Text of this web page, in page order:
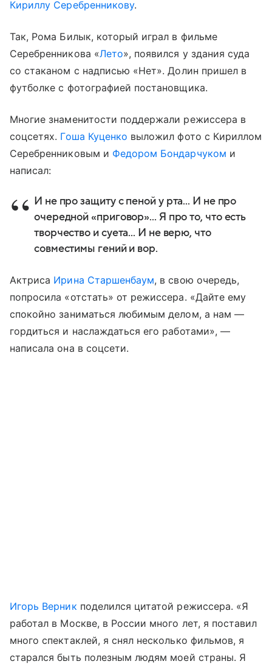
Кириллу Серебренникову.
Так, Рома Билык, который играл в фильме
Серебренникова «Лето», появился у здания суда
со стаканом с надписью «Нет». Долин пришел в
футболке с фотографией постановщика.
Многие знаменитости поддержали режиссера в
соцсетях. Гоша Куценко выложил фото с Кириллом
Серебренниковым и Федором Бондарчуком и
написал:
И не про защиту с пеной у рта... И не про
очередной «приговор»... Я про то, что есть
творчество и суета... И не верю, что
совместимы гений и вор.
Актриса Ирина Старшенбаум, в свою очередь,
попросила «отстать» от режиссера. «Дайте ему
спокойно заниматься любимым делом, а нам —
гордиться и наслаждаться его работами», —
написала она в соцсети.
Игорь Верник поделился цитатой режиссера. «Я
работал в Москве, в России много лет, я поставил
много спектаклей, я снял несколько фильмов, я
старался быть полезным людям моей страны. Я